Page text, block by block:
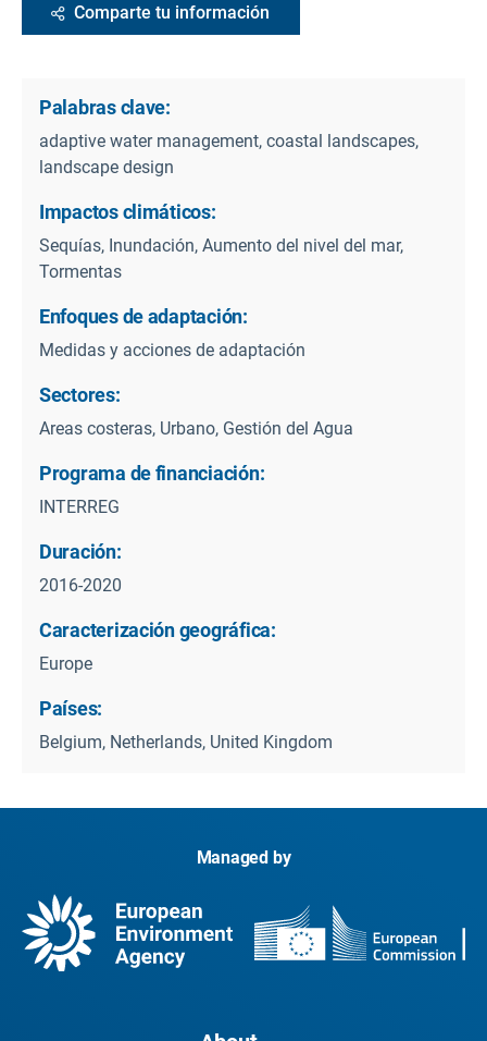
Comparte tu información
Palabras clave:
adaptive water management, coastal landscapes,
landscape design
Impactos climáticos:
Sequías, Inundación, Aumento del nivel del mar,
Tormentas
Enfoques de adaptación:
Medidas y acciones de adaptación
Sectores:
Areas costeras, Urbano, Gestión del Agua
Programa de financiación:
INTERREG
Duración:
2016-2020
Caracterización geográfica:
Europe
Países:
Belgium, Netherlands, United Kingdom
Managed by